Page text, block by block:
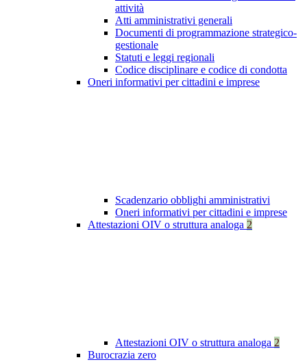
attività
Atti amministrativi generali
Documenti di programmazione strategico-
gestionale
Statuti e leggi regionali
Codice disciplinare e codice di condotta
Oneri informativi per cittadini e imprese
Scadenzario obblighi amministrativi
Oneri informativi per cittadini e imprese
Attestazioni OIV o struttura analoga 2
Attestazioni OIV o struttura analoga 2
Burocrazia zero